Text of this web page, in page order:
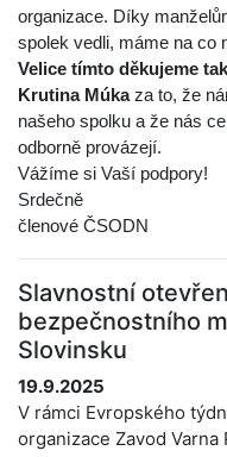
organizace. Díky
spolek vedli, máme na co
Velice tímto děkujeme
Krutina Múkaza to, že
našeho spolku a že nás
odborně provázejí.
Vážíme si Vaší podpory!
Srdečně
členové ČSODN
Slavnostní
bezpečnostního
Slovinsku
19.9.2025
V rámci Evropského
organizace Zavod